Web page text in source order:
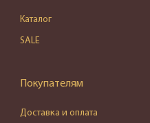
Каталог
SALE
Покупателям
Доставка и оплата